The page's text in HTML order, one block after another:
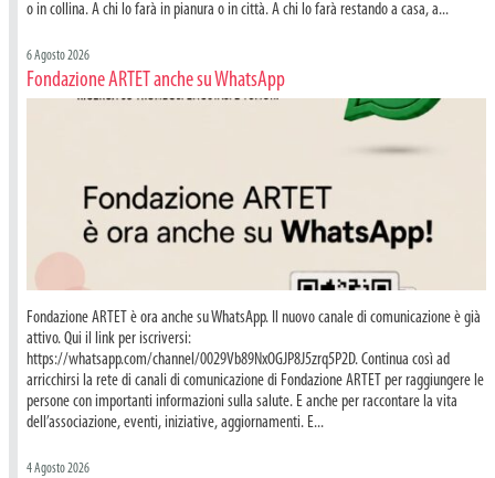
o in collina. A chi lo farà in pianura o in città. A chi lo farà restando a casa, a...
6 Agosto 2026
Fondazione ARTET anche su WhatsApp
Fondazione ARTET è ora anche su WhatsApp. Il nuovo canale di comunicazione è già
attivo. Qui il link per iscriversi:
https://whatsapp.com/channel/0029Vb89NxOGJP8J5zrq5P2D. Continua così ad
arricchirsi la rete di canali di comunicazione di Fondazione ARTET per raggiungere le
persone con importanti informazioni sulla salute. E anche per raccontare la vita
dell’associazione, eventi, iniziative, aggiornamenti. E...
4 Agosto 2026